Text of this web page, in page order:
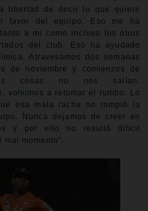
libertad de decir lo que quiere
favor del equipo. Eso me ha
a mi como incluso los otros
del club. Eso ha ayudado
Atravesamos dos semanas
de noviembre y comienzos de
cosas no nos salían.
volvimos a retomar el rumbo. Lo
esa mala racha no rompió la
Nunca dejamos de creer en
y por ello no resultó difícil
momento”.